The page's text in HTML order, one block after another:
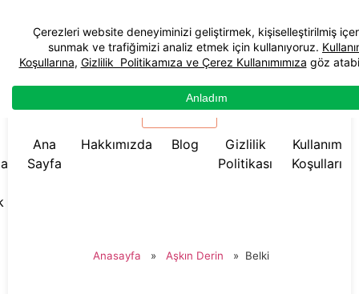
☰ Menü
Ana
Sayfa
Hakkımızda Blog
Gizlilik
Politikası
Kullanım
Koşulları
Anasayfa » Aşkın Derin » Belki